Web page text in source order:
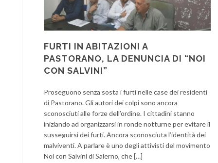
FURTI IN ABITAZIONI A
PASTORANO, LA DENUNCIA DI “NOI
CON SALVINI”
Proseguono senza sosta i furti nelle case dei residenti
di Pastorano. Gli autori dei colpi sono ancora
sconosciuti alle forze dell’ordine. I cittadini stanno
iniziando ad organizzarsi in ronde notturne per evitare il
susseguirsi dei furti. Ancora sconosciuta l’identità dei
malviventi. A parlare è uno degli attivisti del movimento
Noi con Salvini di Salerno, che […]